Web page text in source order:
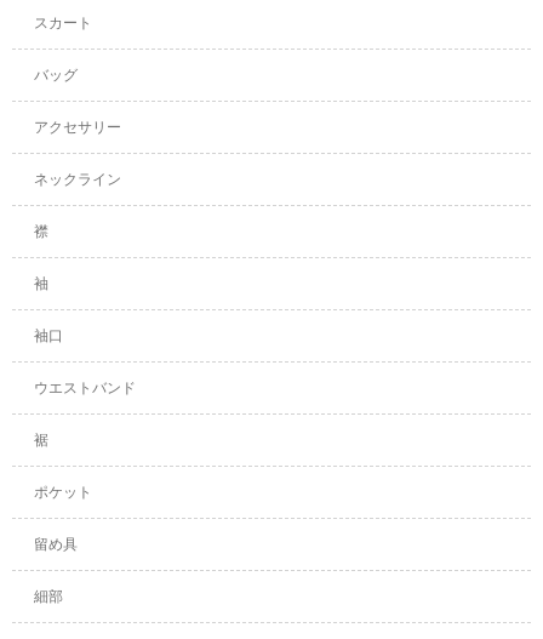
スカート
バッグ
アクセサリー
ネックライン
襟
袖
袖口
ウエストバンド
裾
ポケット
留め具
細部